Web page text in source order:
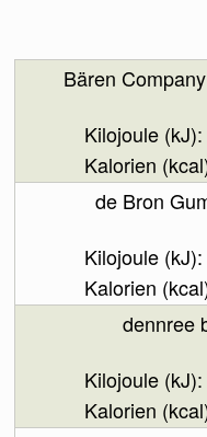
Bären
de Bron
dennree